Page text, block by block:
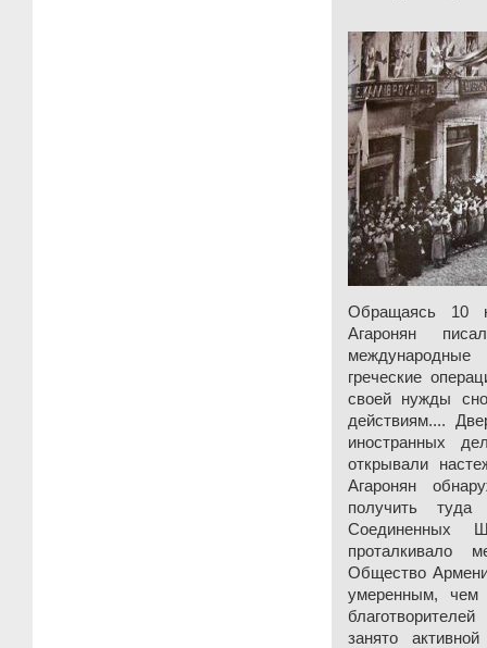
Обращаясь 10
Агаронян
греческие
своей нужды
действиям....
иностранных
открывали
Агаронян
получить
Соединенных
проталкивало
Общество
умеренным,
занято